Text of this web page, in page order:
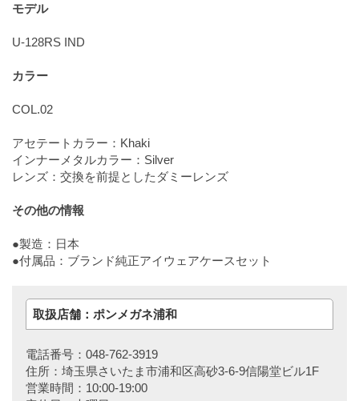
モデル
U-128RS IND
カラー
COL.02
アセテートカラー：Khaki
インナーメタルカラー：Silver
レンズ：交換を前提としたダミーレンズ
その他の情報
●製造：日本
●付属品：ブランド純正アイウェアケースセット
取扱店舗：ポンメガネ浦和
電話番号：048-762-3919
住所：埼玉県さいたま市浦和区高砂3-6-9信陽堂ビル1F
営業時間：10:00-19:00